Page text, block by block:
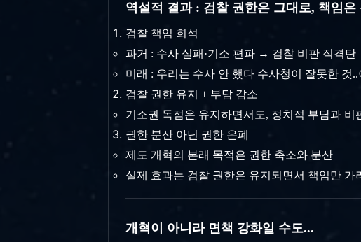
역설적 결과 : 검찰 권한은 그대로, 책임은
검찰 책임 희석
과거 : 수사 실패·기소 편파 → 검찰 비판 직격탄
미래 : 우리는 수사 안 했다 수사청이 잘못한 것
검찰 권한 유지 + 부담 감소
기소권 독점은 유지하면서도, 정치적 부담과
권한 분산 아닌 권한 은폐
제도 개혁의 본래 목적은 권한 축소와 분산
실제 효과는 검찰 권한은 유지되면서 책임만 가
개혁이 아니라 면책 강화일 수도...